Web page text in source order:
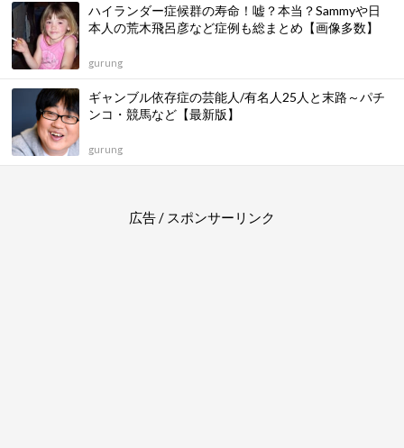
ハイランダー症候群の寿命！嘘？本当？Sammyや日
本人の荒木飛呂彦など症例も総まとめ【画像多数】
gurung
ギャンブル依存症の芸能人/有名人25人と末路～パチ
ンコ・競馬など【最新版】
gurung
広告 / スポンサーリンク